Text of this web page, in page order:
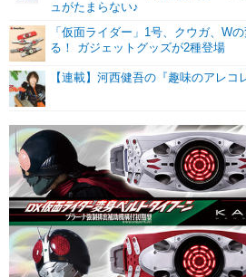
ュがたまらない♪
「仮面ライダー」1号、クウガ、W
る！ ガジェットグッズが2種登場
【連載】河西健吾の『趣味のアレコ